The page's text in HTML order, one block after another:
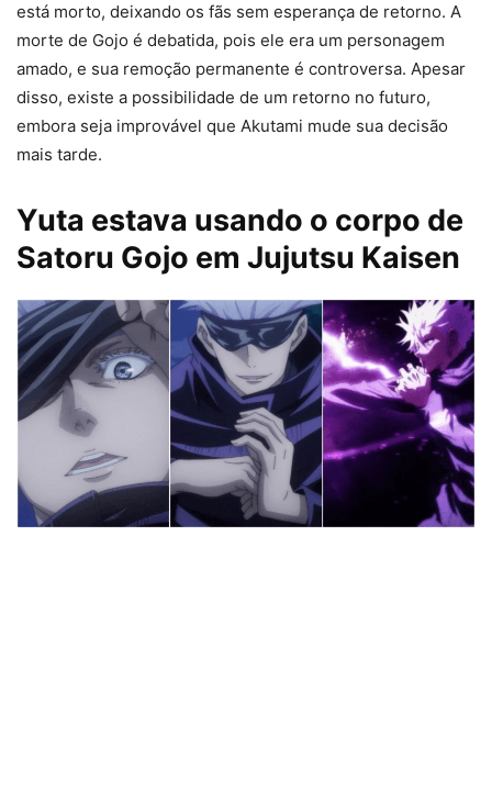
está morto, deixando os fãs sem esperança de retorno. A
morte de Gojo é debatida, pois ele era um personagem
amado, e sua remoção permanente é controversa. Apesar
disso, existe a possibilidade de um retorno no futuro,
embora seja improvável que Akutami mude sua decisão
mais tarde.
Yuta estava usando o corpo de
Satoru Gojo em Jujutsu Kaisen